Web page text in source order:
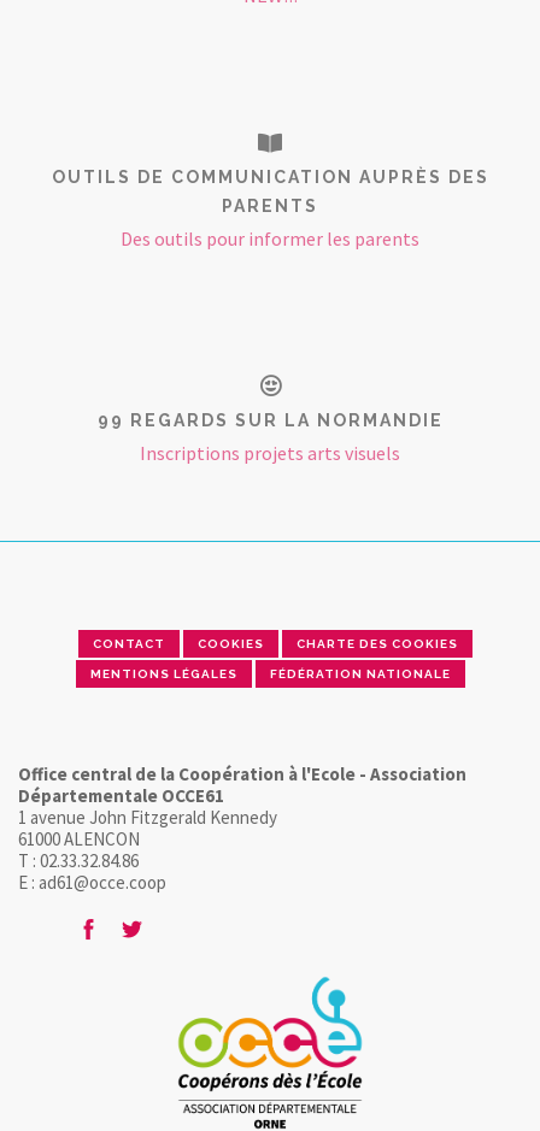
OUTILS DE COMMUNICATION AUPRÈS DES
PARENTS
Des outils pour informer les parents
99 REGARDS SUR LA NORMANDIE
Inscriptions projets arts visuels
CONTACT COOKIES CHARTE DES COOKIES
MENTIONS LÉGALES FÉDÉRATION NATIONALE
Office central de la Coopération à l'Ecole - Association
Départementale OCCE61
1 avenue John Fitzgerald Kennedy
61000 ALENCON
T : 02.33.32.84.86
E : ad61@occe.coop